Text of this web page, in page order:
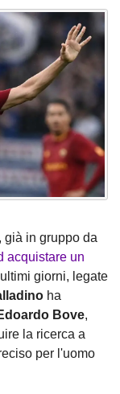
, già in gruppo da
acquistare un
giorni, legate
ha
Bove,
la ricerca a
per l'uomo